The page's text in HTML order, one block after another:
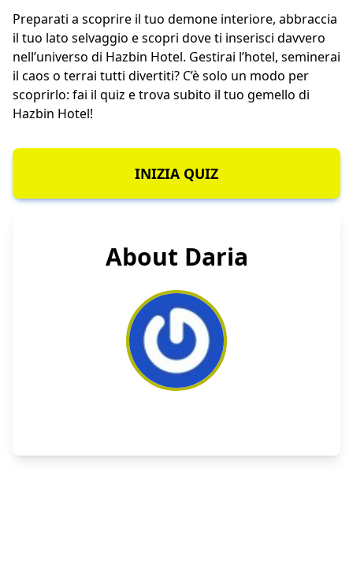
Preparati a scoprire il tuo demone interiore, abbraccia
il tuo lato selvaggio e scopri dove ti inserisci davvero
nell’universo di Hazbin Hotel. Gestirai l’hotel, seminerai
il caos o terrai tutti divertiti? C’è solo un modo per
scoprirlo: fai il quiz e trova subito il tuo gemello di
Hazbin Hotel!
INIZIA QUIZ
About Daria